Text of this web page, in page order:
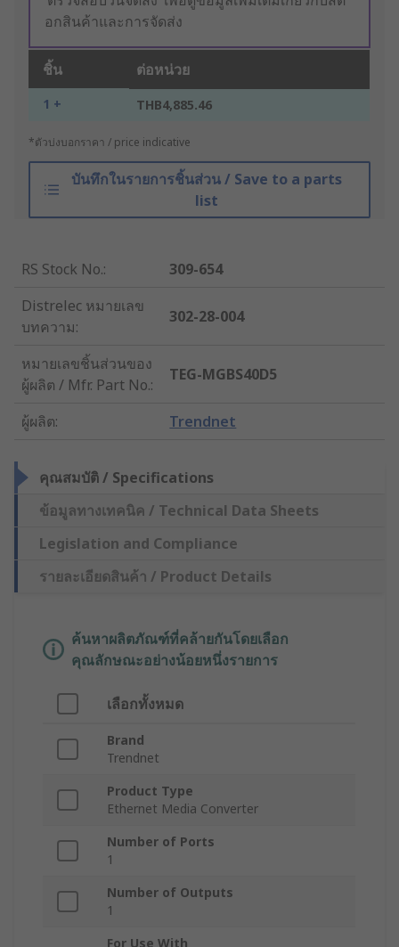
อกสินค้าและการจัดส่ง
ชิ้น ต่อหน่วย
1 + THB4,885.46
*ตัวบ่งบอกราคา / price indicative
บันทึกในรายการชิ้นส่วน / Save to a parts
list
RS Stock No.:
309-654
Distrelec หมายเลข
บทความ:
302-28-004
หมายเลขชิ้นส่วนของ
ผู้ผลิต / Mfr. Part No.:
TEG-MGBS40D5
ผู้ผลิต: Trendnet
คุณสมบัติ / Specifications
ข้อมูลทางเทคนิค / Technical Data Sheets
Legislation and Compliance
รายละเอียดสินค้า / Product Details
ค้นหาผลิตภัณฑ์ที่คล้ายกันโดยเลือก
คุณลักษณะอย่างน้อยหนึ่งรายการ
เลือกทั้งหมด
Brand
Trendnet
Product Type
Ethernet Media Converter
Number of Ports
1
Number of Outputs
1
For Use With